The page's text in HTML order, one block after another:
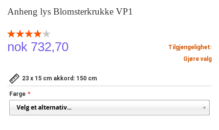
Anheng lys Blomsterkrukke VP1
Rating:
% of 100
nok 732,70
Tilgjengelighet:
Gjøre valg
23 x 15 cm akkord: 150 cm
Farge